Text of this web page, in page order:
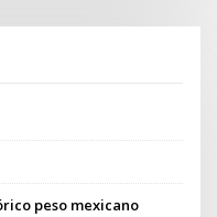
peso mexicano